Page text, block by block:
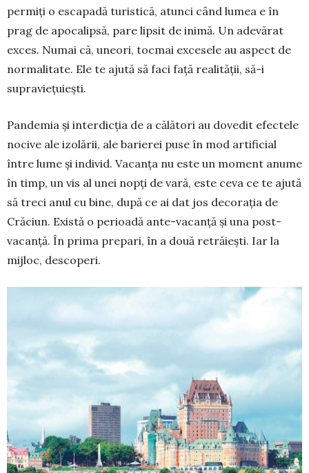
permiți o escapadă turistică, atunci când lumea e în
prag de apocalipsă, pare lipsit de inimă. Un adevărat
exces. Numai că, une­ori, tocmai excesele au aspect de
normalitate. Ele te ajută să faci față realității, să-i
supraviețuiești.
Pandemia și interdicția de a călători au dovedit efectele
nocive ale izolării, ale barierei puse în mod artificial
între lume și individ. Vacanța nu este un moment anume
în timp, un vis al unei nopți de vară, este ceva ce te ajută
să treci anul cu bine, după ce ai dat jos decorația de
Crăciun. Există o perioadă ante-vacanță și una post-
vacanță. În prima prepari, în a două retrăiești. Iar la
mijloc, descoperi.